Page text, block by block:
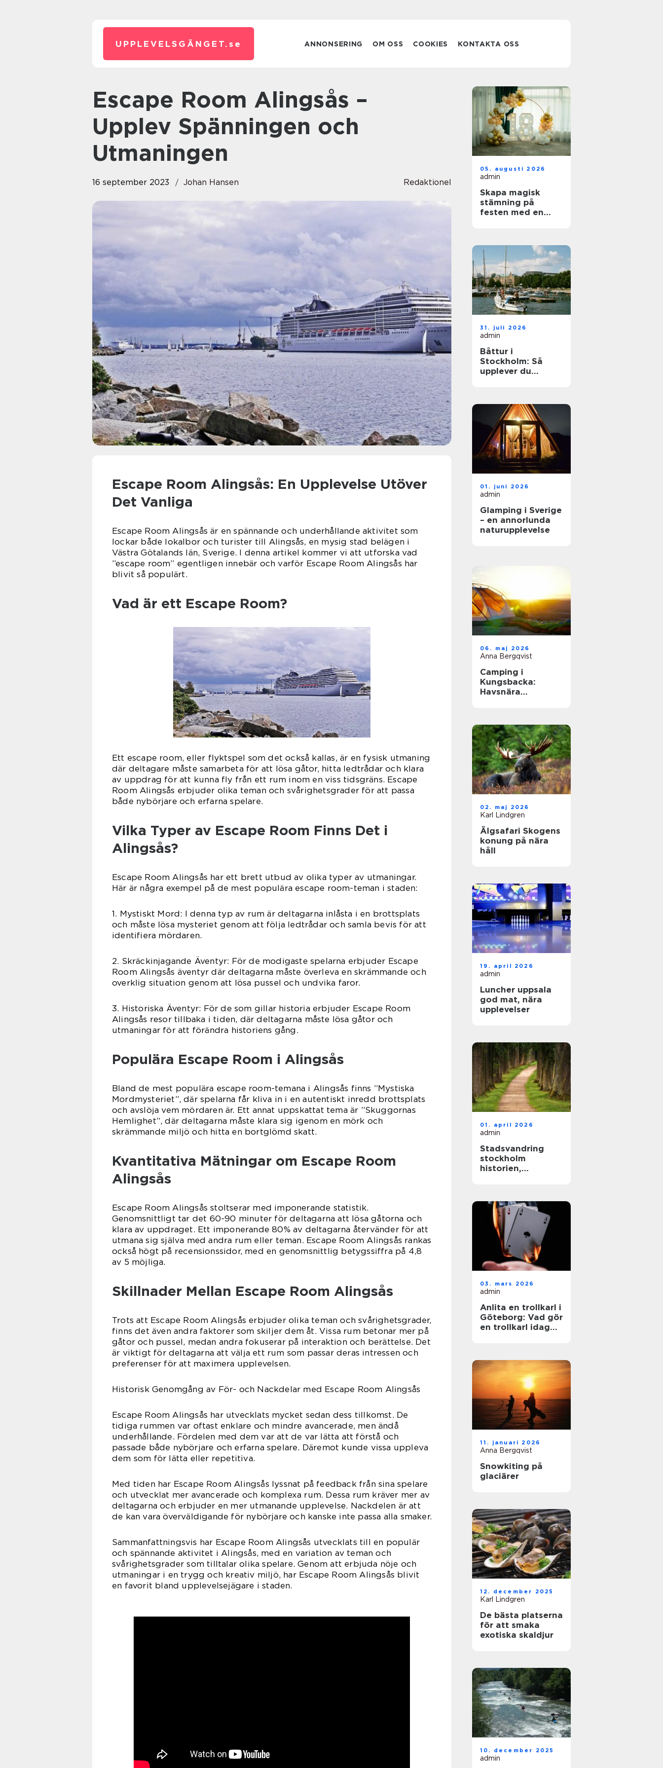
UPPLEVELSGÄNGET. se ANNONSERING OM OSS COOKIES KONTAKTA OSS
Escape Room Alingsås –
Upplev Spänningen och
Utmaningen
16 september 2023 Johan Hansen Redaktionel
Escape Room Alingsås: En Upplevelse Utöver
Det Vanliga
Escape Room Alingsås är en spännande och underhållande aktivitet som
lockar både lokalbor och turister till Alingsås, en mysig stad belägen i
Västra Götalands län, Sverige. I denna artikel kommer vi att utforska vad
”escape room” egentligen innebär och varför Escape Room Alingsås har
blivit så populärt.
Vad är ett Escape Room?
Ett escape room, eller flyktspel som det också kallas, är en fysisk utmaning
där deltagare måste samarbeta för att lösa gåtor, hitta ledtrådar och klara
av uppdrag för att kunna fly från ett rum inom en viss tidsgräns. Escape
Room Alingsås erbjuder olika teman och svårighetsgrader för att passa
både nybörjare och erfarna spelare.
Vilka Typer av Escape Room Finns Det i
Alingsås?
Escape Room Alingsås har ett brett utbud av olika typer av utmaningar.
Här är några exempel på de mest populära escape room-teman i staden:
1. Mystiskt Mord: I denna typ av rum är deltagarna inlåsta i en brottsplats
och måste lösa mysteriet genom att följa ledtrådar och samla bevis för att
identifiera mördaren.
2. Skräckinjagande Äventyr: För de modigaste spelarna erbjuder Escape
Room Alingsås äventyr där deltagarna måste överleva en skrämmande och
overklig situation genom att lösa pussel och undvika faror.
3. Historiska Äventyr: För de som gillar historia erbjuder Escape Room
Alingsås resor tillbaka i tiden, där deltagarna måste lösa gåtor och
utmaningar för att förändra historiens gång.
Populära Escape Room i Alingsås
Bland de mest populära escape room-temana i Alingsås finns ”Mystiska
Mordmysteriet”, där spelarna får kliva in i en autentiskt inredd brottsplats
och avslöja vem mördaren är. Ett annat uppskattat tema är ”Skuggornas
Hemlighet”, där deltagarna måste klara sig igenom en mörk och
skrämmande miljö och hitta en bortglömd skatt.
Kvantitativa Mätningar om Escape Room
Alingsås
Escape Room Alingsås stoltserar med imponerande statistik.
Genomsnittligt tar det 60-90 minuter för deltagarna att lösa gåtorna och
klara av uppdraget. Ett imponerande 80% av deltagarna återvänder för att
utmana sig själva med andra rum eller teman. Escape Room Alingsås rankas
också högt på recensionssidor, med en genomsnittlig betygssiffra på 4,8
av 5 möjliga.
Skillnader Mellan Escape Room Alingsås
Trots att Escape Room Alingsås erbjuder olika teman och svårighetsgrader,
finns det även andra faktorer som skiljer dem åt. Vissa rum betonar mer på
gåtor och pussel, medan andra fokuserar på interaktion och berättelse. Det
är viktigt för deltagarna att välja ett rum som passar deras intressen och
preferenser för att maximera upplevelsen.
Historisk Genomgång av För- och Nackdelar med Escape Room Alingsås
Escape Room Alingsås har utvecklats mycket sedan dess tillkomst. De
tidiga rummen var oftast enklare och mindre avancerade, men ändå
underhållande. Fördelen med dem var att de var lätta att förstå och
passade både nybörjare och erfarna spelare. Däremot kunde vissa uppleva
dem som för lätta eller repetitiva.
Med tiden har Escape Room Alingsås lyssnat på feedback från sina spelare
och utvecklat mer avancerade och komplexa rum. Dessa rum kräver mer av
deltagarna och erbjuder en mer utmanande upplevelse. Nackdelen är att
de kan vara överväldigande för nybörjare och kanske inte passa alla smaker.
Sammanfattningsvis har Escape Room Alingsås utvecklats till en populär
och spännande aktivitet i Alingsås, med en variation av teman och
svårighetsgrader som tilltalar olika spelare. Genom att erbjuda nöje och
utmaningar i en trygg och kreativ miljö, har Escape Room Alingsås blivit
en favorit bland upplevelsejägare i staden.
05. augusti 2026
admin
Skapa magisk
stämning på
festen med en
31. juli 2026
admin
Båttur i
Stockholm: Så
upplever du
01. juni 2026
admin
Glamping i Sverige
– en annorlunda
naturupplevelse
06. maj 2026
Anna Bergqvist
Camping i
Kungsbacka:
Havsnära
02. maj 2026
Karl Lindgren
Älgsafari Skogens
konung på nära
håll
19. april 2026
admin
Luncher uppsala
god mat, nära
upplevelser
01. april 2026
admin
Stadsvandring
stockholm
historien,
03. mars 2026
admin
Anlita en trollkarl i
Göteborg: Vad gör
en trollkarl idag
11. januari 2026
Anna Bergqvist
Snowkiting på
glaciärer
12. december 2025
Karl Lindgren
De bästa platserna
för att smaka
exotiska skaldjur
10. december 2025
admin